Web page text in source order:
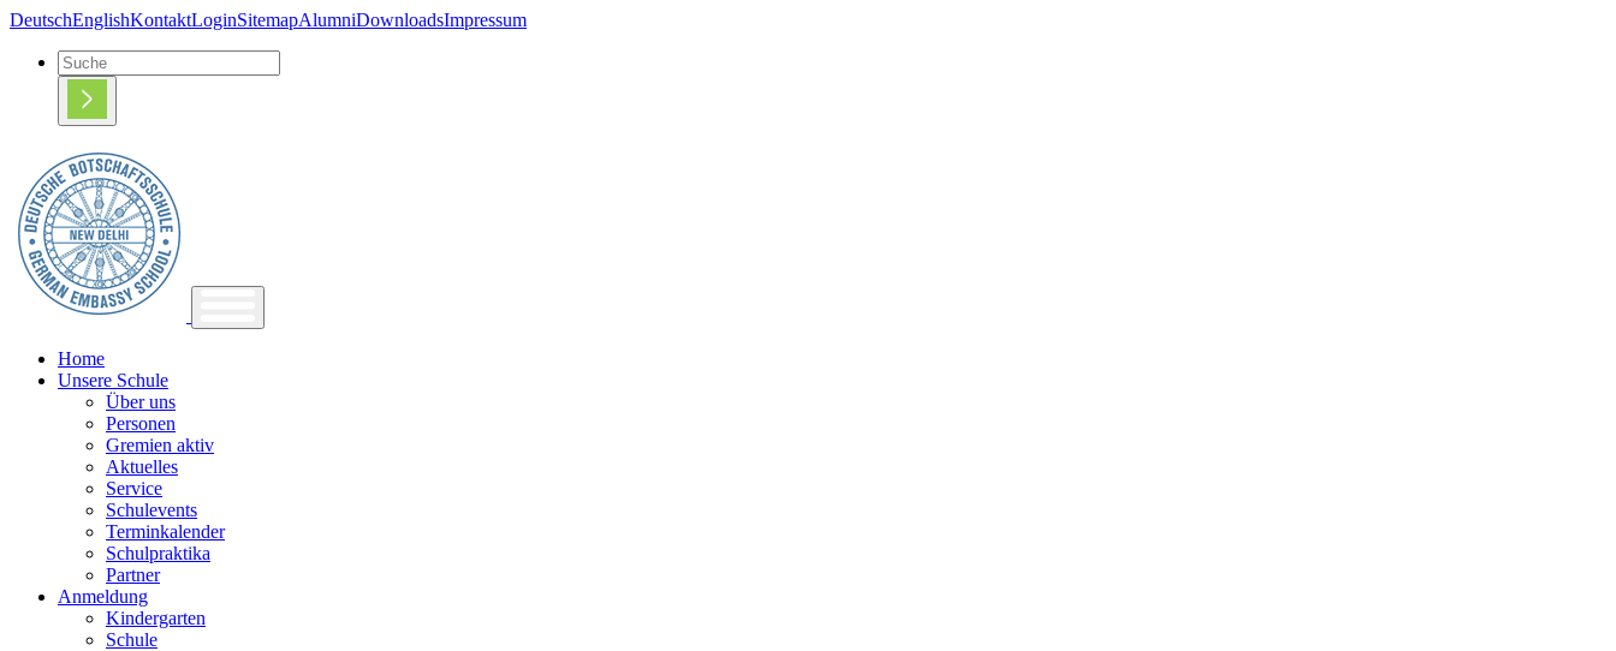
DeutschEnglishKontaktLoginSitemapAlumniDownloadsImpressum
Home
Unsere Schule
Über uns
Personen
Gremien aktiv
Aktuelles
Service
Schulevents
Terminkalender
Schulpraktika
Partner
Anmeldung
Kindergarten
Schule